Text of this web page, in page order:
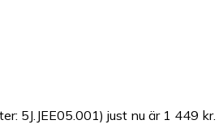
5J.JEE05.001) just nu är 1 449 kr.